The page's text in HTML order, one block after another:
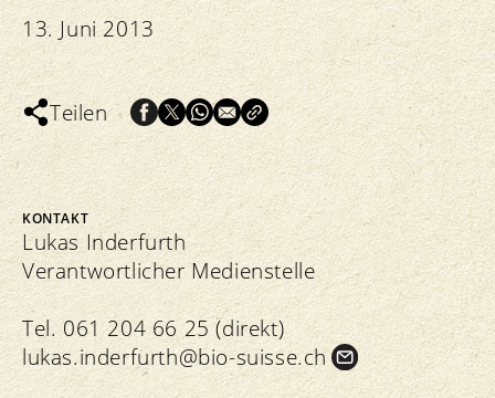
13. Juni 2013
Teilen
KONTAKT
Lukas Inderfurth
Verantwortlicher Medienstelle
Tel. 061 204 66 25 (direkt)
lukas.inderfurth@bio-suisse.ch